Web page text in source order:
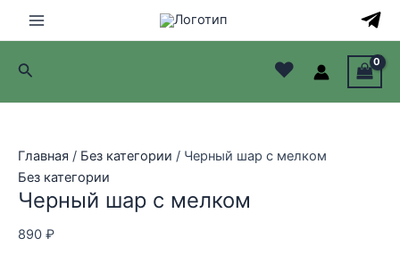
Main
Menu
Поиск ♥
Главная / Без категории / Черный шар с мелком
Без категории
Черный шар с мелком
890 ₽